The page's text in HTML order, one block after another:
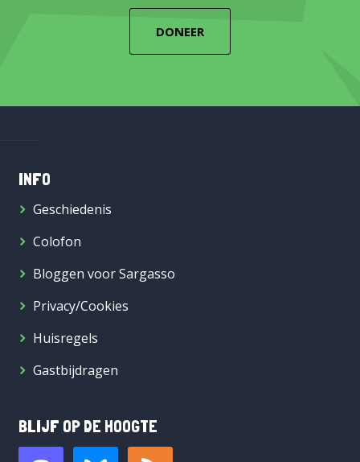
DONEER
INFO
Geschiedenis
Colofon
Bloggen voor Sargasso
Privacy/Cookies
Huisregels
Gastbijdragen
BLIJF OP DE HOOGTE